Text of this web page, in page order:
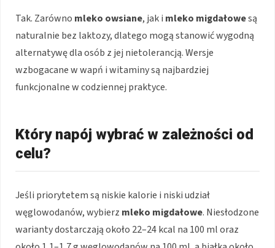
Tak. Zarówno mleko owsiane, jak i mleko migdałowesą
naturalnie bez laktozy, dlatego mogą stanowić wygodną
alternatywę dla osób z jej nietolerancją. Wersje
wzbogacane w wapń i witaminy są najbardziej
funkcjonalne w codziennej praktyce.
Który napój wybrać w zależności od
celu?
Jeśli priorytetem są niskie kalorie i niski udział
węglowodanów, wybierz mleko migdałowe. Niesłodzone
warianty dostarczają około 22–24 kcal na 100 ml oraz